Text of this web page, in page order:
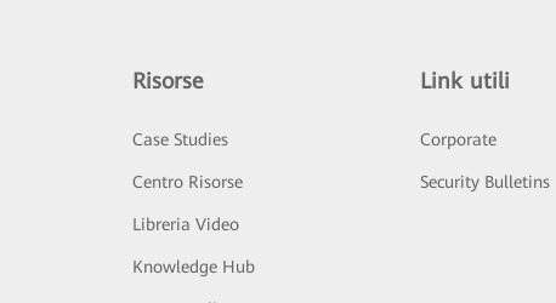
Risorse
Case Studies
Centro Risorse
Libreria Video
Knowledge Hub
Link utili
Corporate
Security Bulletins